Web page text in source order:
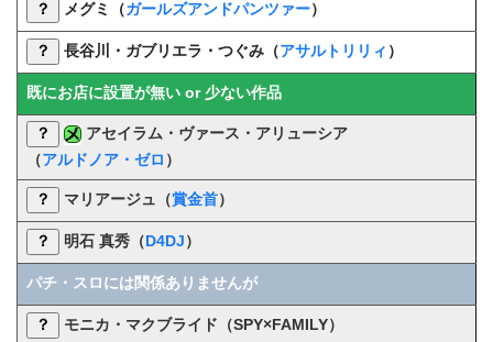
？ メグミ（ガールズアンドパンツァー）
？ 長谷川・ガブリエラ・つぐみ（アサルトリリィ ）
既にお店に設置が無い or 少ない作品
？
アセイラム・ヴァース・アリューシア
（アルドノア・ゼロ ）
？ マリアージュ（賞金首）
？ 明石 真秀（ D4DJ ）
パチ・スロには関係ありませんが
？ モニカ・マクブライド（SPY×FAMILY）